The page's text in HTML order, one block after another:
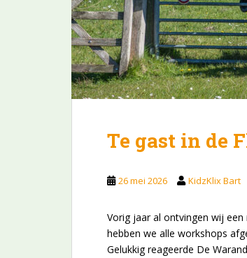
Te gast in de
26 mei 2026 KidzKlix Bart
Vorig jaar al ontvingen wij
hebben we alle workshops
Gelukkig reageerde De